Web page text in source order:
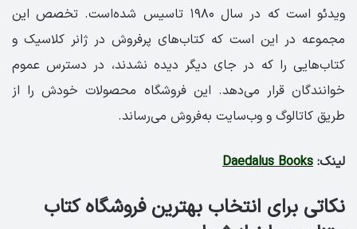
ویدئو است که در سال ۱۹۸۰ تاسیس شده‌است. تخصص این
مجموعه در این است که کتاب‌های پرفروش در ژانر کلاسیک و
کتاب‌هایی را که در جای دیگر دیده نشدند، در دسترس عموم
خوانندگان قرار می‌دهد. این فروشگاه محصولات خودش را از
طریق کاتالوگ و وب‌سایت به‌فروش می‌رساند.
لینک: Daedalus Books
نکاتی برای انتخاب بهترین فروشگاه کتاب